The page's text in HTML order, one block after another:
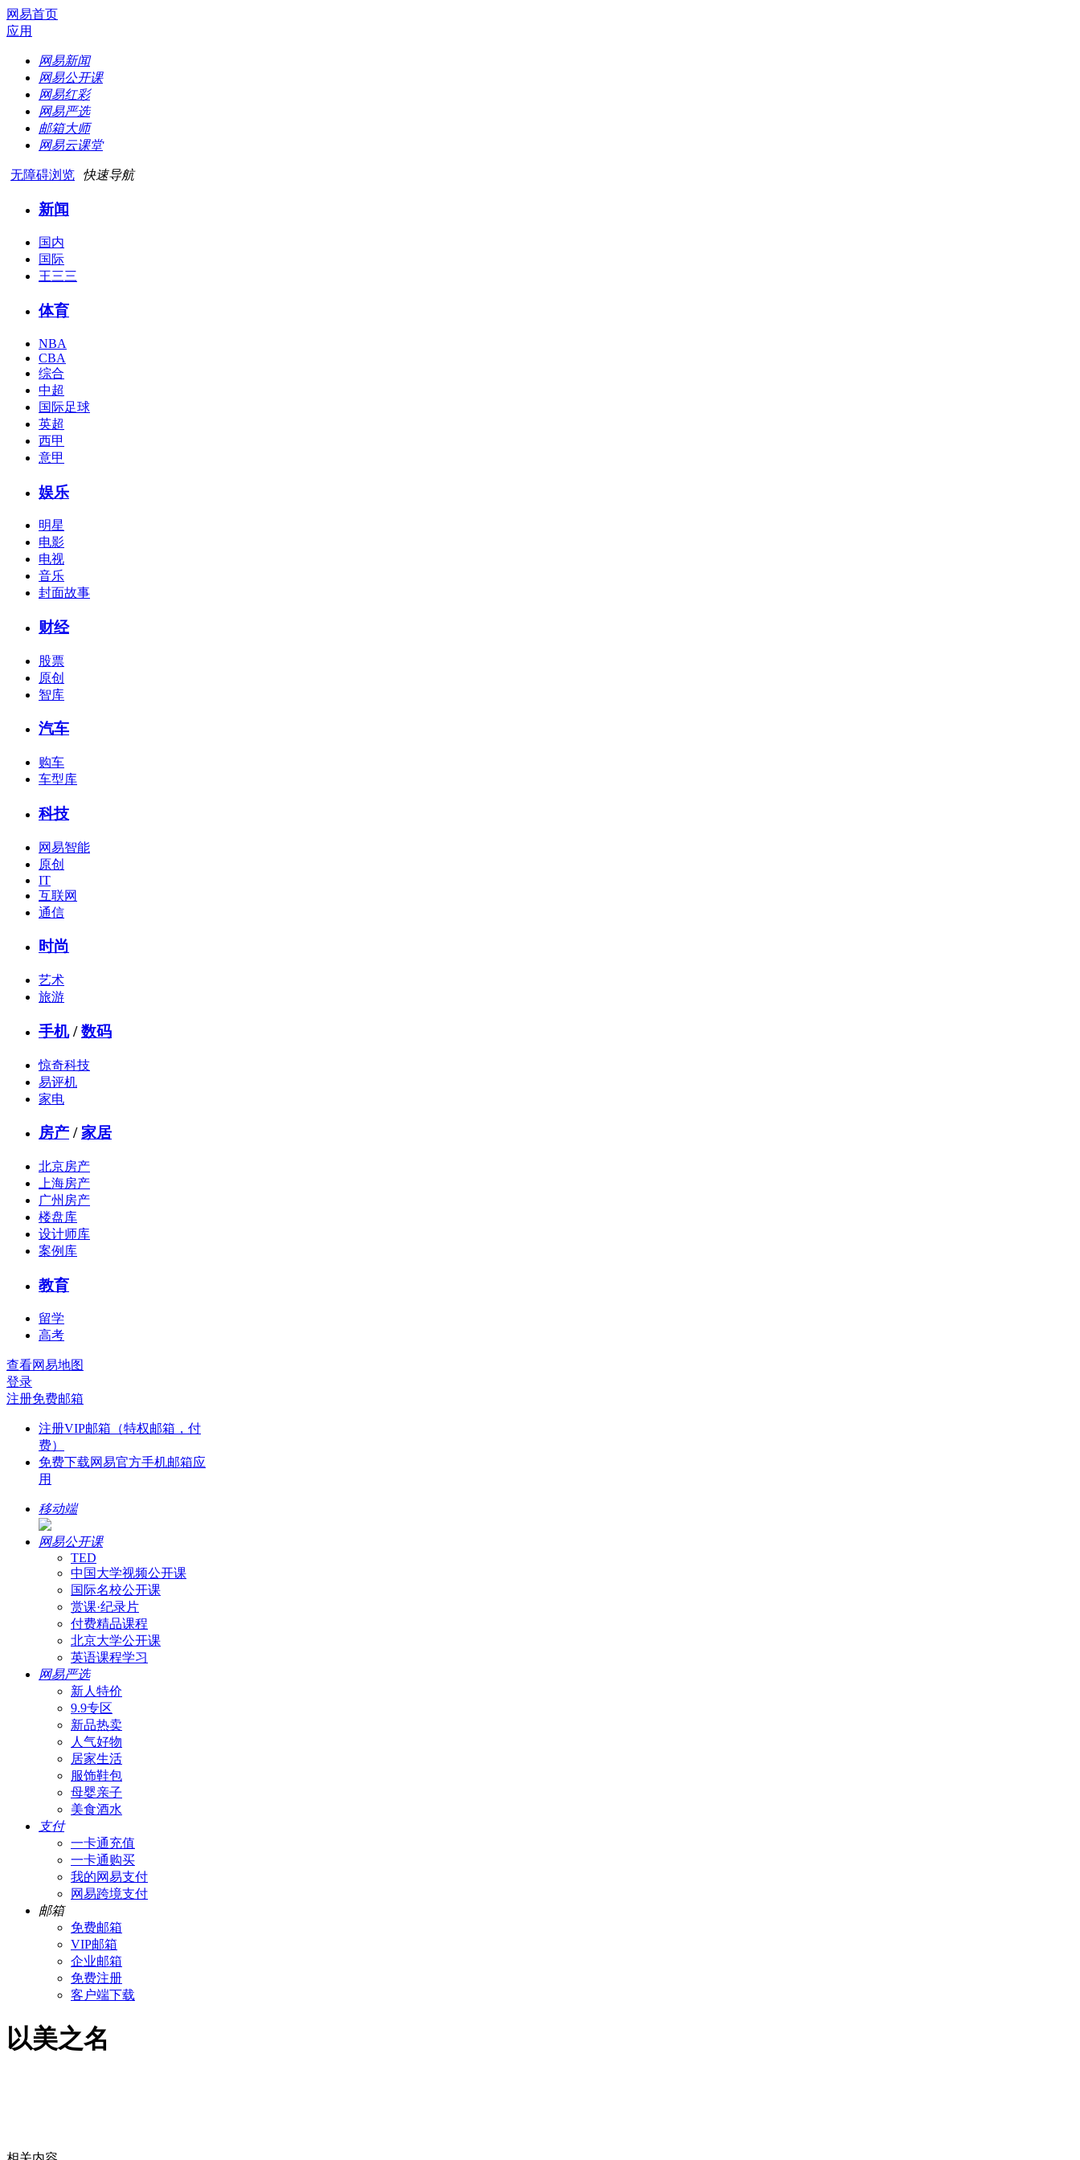
网易首页
应用
网易新闻
网易公开课
网易红彩
网易严选
邮箱大师
网易云课堂
无障碍浏览 快速导航
新闻
国内
国际
王三三
体育
NBA
CBA
综合
中超
国际足球
英超
西甲
意甲
娱乐
明星
电影
电视
音乐
封面故事
财经
股票
原创
智库
汽车
购车
车型库
科技
网易智能
原创
IT
互联网
通信
时尚
艺术
旅游
手机 / 数码
惊奇科技
易评机
家电
房产 / 家居
北京房产
上海房产
广州房产
楼盘库
设计师库
案例库
教育
留学
高考
查看网易地图
登录
注册免费邮箱
注册VIP邮箱（特权邮箱，付
费）
免费下载网易官方手机邮箱应
用
移动端
网易公开课
TED
中国大学视频公开课
国际名校公开课
赏课·纪录片
付费精品课程
北京大学公开课
英语课程学习
网易严选
新人特价
9.9专区
新品热卖
人气好物
居家生活
服饰鞋包
母婴亲子
美食酒水
支付
一卡通充值
一卡通购买
我的网易支付
网易跨境支付
邮箱
免费邮箱
VIP邮箱
企业邮箱
免费注册
客户端下载
以美之名